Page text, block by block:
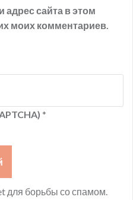
адрес сайта в этом
моих комментариев.
*
для борьбы со спамом.